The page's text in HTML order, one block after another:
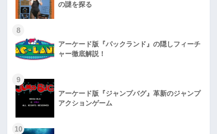
の謎を探る
8
アーケード版『パックランド』の隠しフィーチ
ャー徹底解説！
9
アーケード版『ジャンプバグ』革新のジャンプ
アクションゲーム
10